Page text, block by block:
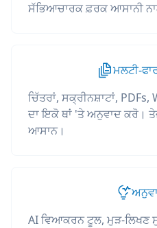
ਸੱਭਿਆਚਾਰਕ ਫ਼ਰਕ ਆਸਾਨੀ
ਮਲਟੀ-
ਚਿੱਤਰਾਂ, ਸਕ੍ਰੀਨਸ਼ਾਟਾਂ,
ਦਾ ਇਕੋ ਥਾਂ 'ਤੇ ਅਨੁਵਾਦ ਕਰੋ।
ਆਸਾਨ।
AI ਵਿਆਕਰਨ ਟੂਲ, ਮੁੜ-ਲਿਖਣ